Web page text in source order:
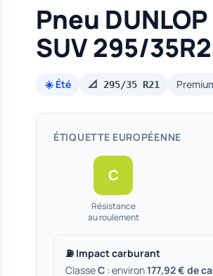
Pneu
SUV 295/
☀️ Été 📐 295/35 R21
ÉTIQUETTE EUROPÉENNE
C
Résistance
au roulement
⛽ Impact carburant
ClasseC : environ177,92 € de